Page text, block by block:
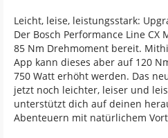
Leicht, leise, leistungsstark:
Der Bosch Performance Line
85 Nm Drehmoment bereit.
App kann dieses aber auf 120
750 Watt erhöht werden. Das
jetzt noch leichter, leiser und
unterstützt dich auf deinen
Abenteuern mit natürlichem